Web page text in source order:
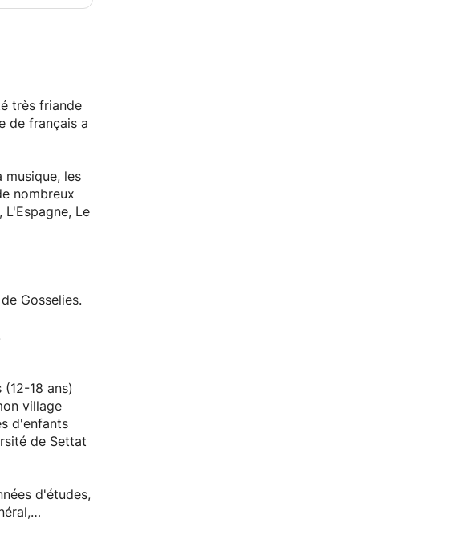
très friande
de français a
les
nombreux
le
disponible
Gosselies.
18 ans)
village
d'enfants
de Settat
d'études,
ASBL